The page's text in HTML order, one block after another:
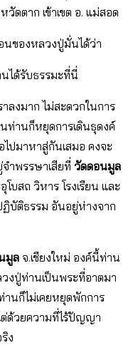
ดตาก เข้าเขต อ. แม่สอด
นของหลวงปู่มั่นได้ว่า
ได้รับธรรมะที่นี่
งมาก ไม่สะดวกในการ
ท่านก็หยุดการเดินธุดงค์
ปมาหาสู่กันเสมอ คงจะ
าพรรษาเสียที่ วัดดอนมูล
โบสถ วิหาร โรงเรียน และ
ฏิบัติธรรม อันอยู่ห่างจาก
มูล จ.เชียงใหม่ องค์นี้ท่าน
งปู่ท่านเป็นพระที่อาตมา
านก็ไม่เคยหยุดพักการ
ด้วยความที่ไร้ปัญญา
ง